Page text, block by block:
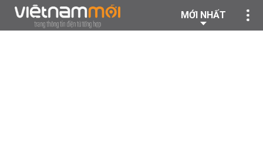
MỚI NHẤT